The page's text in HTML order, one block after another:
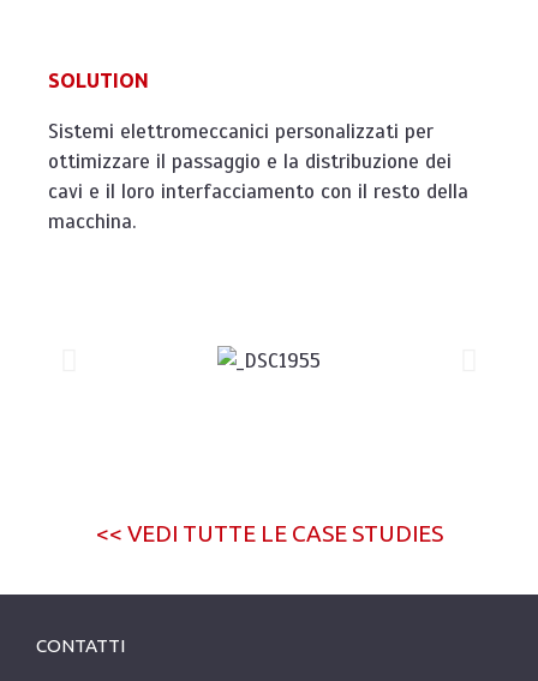
SOLUTION
Sistemi elettromeccanici personalizzati per
ottimizzare il passaggio e la distribuzione dei
cavi e il loro interfacciamento con il resto della
macchina.
<< VEDI TUTTE LE CASE STUDIES
CONTATTI